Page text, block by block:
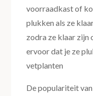
voorraadkast of
plukken als ze
zodra ze klaar zijn
ervoor dat je ze
vetplanten
De populariteit